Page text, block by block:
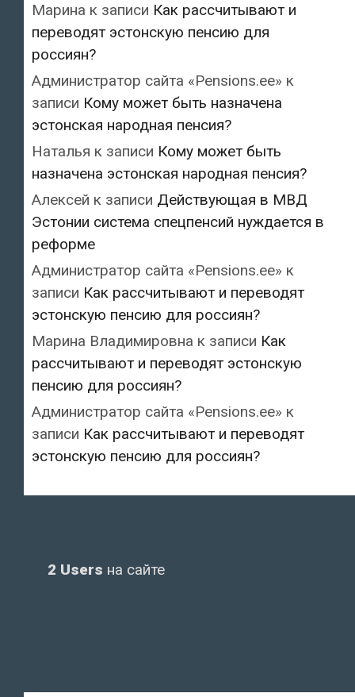
Марина к записи Как рассчитывают и
переводят эстонскую пенсию для
россиян?
Администратор сайта «Pensions.ee» к
записи Кому может быть назначена
эстонская народная пенсия?
Наталья к записи Кому может быть
назначена эстонская народная пенсия?
Алексей к записи Действующая в МВД
Эстонии система спецпенсий нуждается в
реформе
Администратор сайта «Pensions.ee» к
записи Как рассчитывают и переводят
эстонскую пенсию для россиян?
Марина Владимировна к записи Как
рассчитывают и переводят эстонскую
пенсию для россиян?
Администратор сайта «Pensions.ee» к
записи Как рассчитывают и переводят
эстонскую пенсию для россиян?
2 Users на сайте